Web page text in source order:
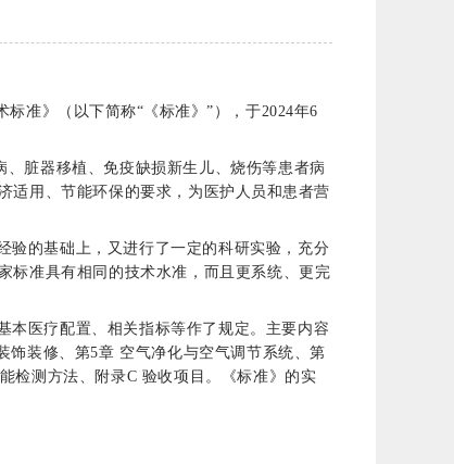
准》（以下简称“《标准》”），于2024年6
脏器移植、免疫缺损新生儿、烧伤等患者病
适用、节能环保的要求， 为医护人员和患者营
验的基础上，又进行了一定的科研实验，充分
标准具有相同的技术水准，而且更系统、更完
本医疗配置、相关指标等作了规定。主要内容
饰装修、第5章 空气净化与空气调节系统、第
检测方法、附录C 验收项目。《标准》的实